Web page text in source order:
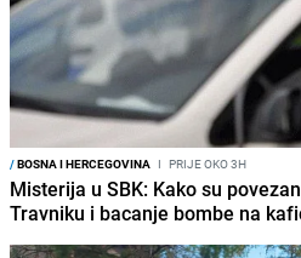
/BOSNA I HERCEGOVINA I PRIJE OKO 3H
Misterija u SBK: Kako su
Travniku i bacanje bombe na